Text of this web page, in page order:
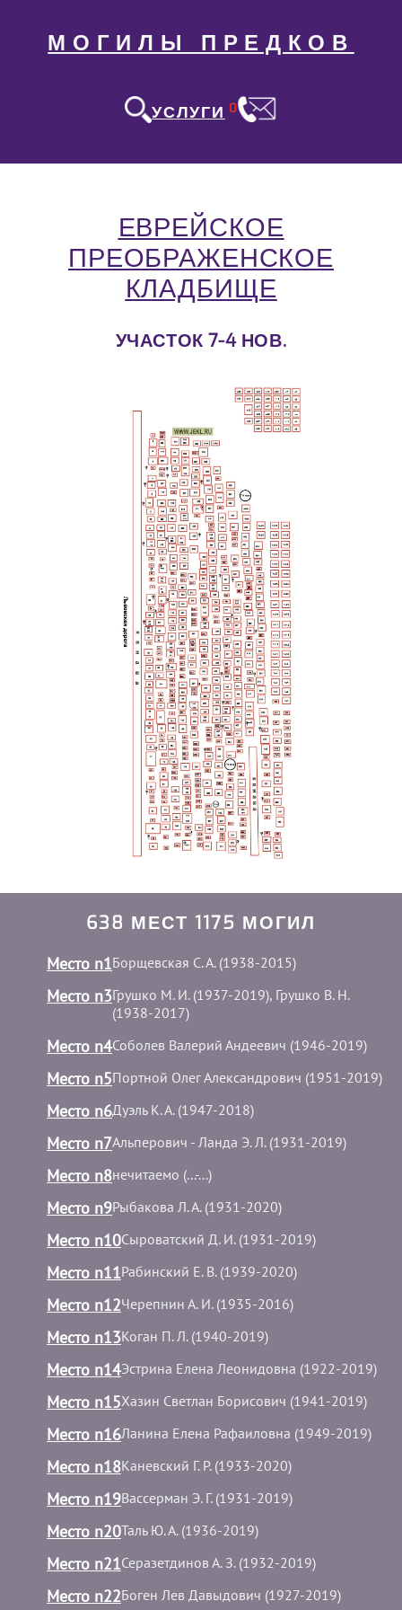
МОГИЛЫ ПРЕДКОВ
УСЛУГИ 0
ЕВРЕЙСКОЕ
ПРЕОБРАЖЕНСКОЕ
КЛАДБИЩЕ
УЧАСТОК 7-4 НОВ.
638 МЕСТ 1175 МОГИЛ
Место n1Борщевская С. А. (1938-2015)
Место n3Грушко М. И. (1937-2019), Грушко В. Н.
(1938-2017)
Место n4Соболев Валерий Андеевич (1946-2019)
Место n5Портной Oлег Александрович (1951-2019)
Место n6Дуэль К. А. (1947-2018)
Место n7Альперович - Ланда Э. Л. (1931-2019)
Место n8нечитаемо (...-...)
Место n9Рыбакова Л. А. (1931-2020)
Место n10Сыроватский Д. И. (1931-2019)
Место n11Рабинский Е. В. (1939-2020)
Место n12Черепнин А. И. (1935-2016)
Место n13Коган П. Л. (1940-2019)
Место n14Эстрина Елена Леонидовна (1922-2019)
Место n15Хазин Светлан Борисович (1941-2019)
Место n16Ланина Елена Рафаиловна (1949-2019)
Место n18Каневский Г. Р. (1933-2020)
Место n19Вассерман Э. Г. (1931-2019)
Место n20Таль Ю. А. (1936-2019)
Место n21Серазетдинов А. З. (1932-2019)
Место n22Боген Лев Давыдович (1927-2019)